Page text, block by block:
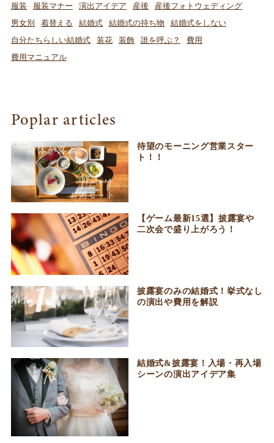
服装
服装マナー 演出アイデア 産後
産後フォトウェディング
男女別
着替える 結婚式 結婚式の持ち物
結婚式をしない
自分たちらしい結婚式
装花 装飾 誰を呼ぶ？
費用
費用マニュアル
Poplar articles
待望のモーニング営業スター
ト！！
【ゲーム最新15選】披露宴や
二次会で盛り上がろう！
披露宴のみの結婚式！挙式なし
の演出や費用を解説
結婚式&披露宴！入場・再入場
シーンの演出アイデア集